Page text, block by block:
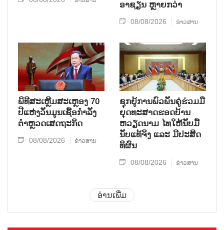
ອາຊຽນ ຫຼາຍກວ່າ
08/08/2026 ຂ່າວສານ
ພິທີສະເຫຼີມສະເຫຼອງ 70
ປີແຫ່ງວັນມູນເຊື້ອກຳລັງ
ຕຳຫຼວດເສດຖະກິດ
08/08/2026 ຂ່າວສານ
ຊຸກ​ຍູ້​ການ​ພົວ​ພັນ​ຄູ່​ຮ່ວມ​ມື​
ຍຸດ​ທະ​ສາດ​ຮອດ​ບ້ານ
ຫວຽດ​ນາມ ໄທ​ໃຫ້​ນັບ​ມື້​
ນັບ​ແທ້​ຈິງ ແລະ ມີ​ປະ​ສິດ​
ທິ​ຜົນ
08/08/2026 ຂ່າວສານ
ອ່ານເພີ່ມ